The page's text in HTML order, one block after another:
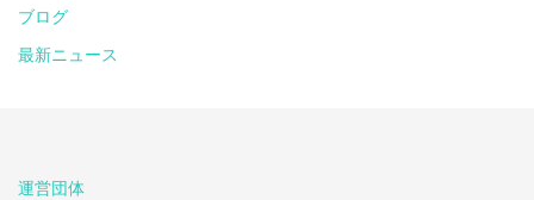
ブログ
最新ニュース
運営団体